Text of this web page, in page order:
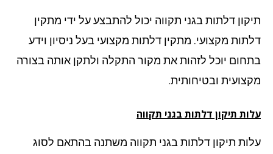
דלתות בגני תקווה יכול להתבצע על ידי מתקין
מקצועי.מתקין דלתותמקצועי בעל ניסיון וידע
יוכל לזהות את מקור התקלה ולתקן אותה בצורה
ובטיחותית.
תיקון דלתות בגני תקווה
תיקון דלתות בגני תקווה משתנה בהתאם לסוג